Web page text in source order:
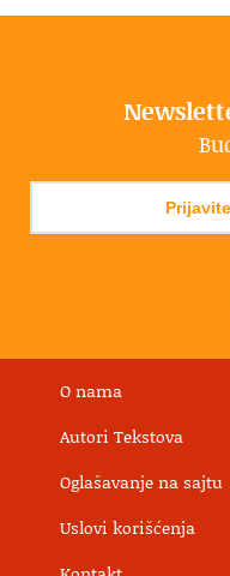
O nama
Autori Tekstova
Oglašavanje na sajtu
Uslovi korišćenja